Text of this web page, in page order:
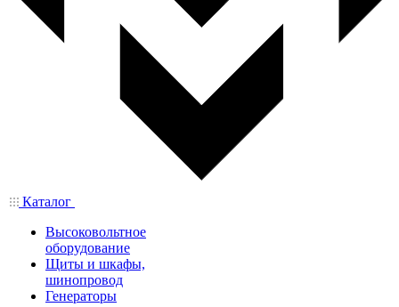
Каталог
Высоковольтное
оборудование
Щиты и шкафы,
шинопровод
Генераторы